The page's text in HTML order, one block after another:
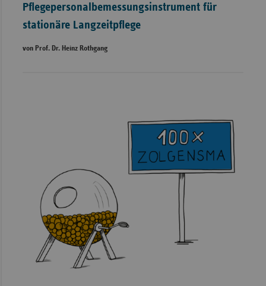
Pflegepersonalbemessungsinstrument für
stationäre Langzeitpflege
von Prof. Dr. Heinz Rothgang